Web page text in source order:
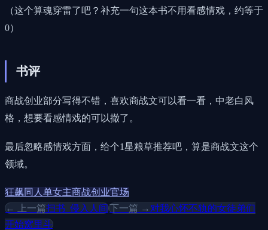
（这个算魂穿雷了吧？补充一句这本书不用看感情戏，约等于
0）
书评
商战创业部分写得不错，喜欢商战文可以看一看，中老白风
格，想要看感情戏的可以撤了。
最后忽略感情戏方面，给个1星粮草推荐吧，算是商战文这个
领域。
狂飙同人 单女主商战创业官场
← 上一篇扫书_侵入人间下一篇 → 对我心怀不轨的女徒弟们
开始窝里斗